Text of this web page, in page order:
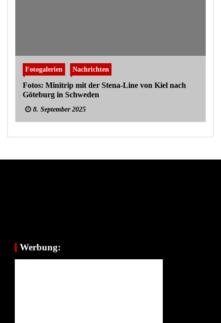
Fotogalerien Nachrichten
Fotos: Minitrip mit der Stena-Line von Kiel nach
Göteburg in Schweden
8. September 2025
Werbung: